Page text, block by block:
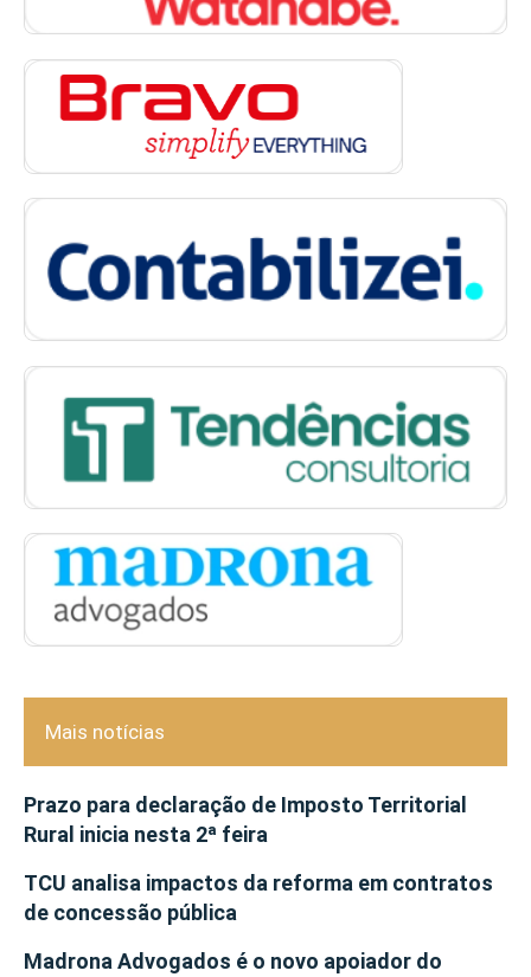
Mais notícias
Prazo para declaração de Imposto Territorial
Rural inicia nesta 2ª feira
TCU analisa impactos da reforma em contratos
de concessão pública
Madrona Advogados é o novo apoiador do